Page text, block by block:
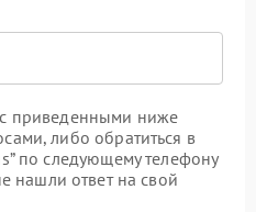
приведенными ниже
либо обратиться в
по следующему телефону
нашли ответ на свой